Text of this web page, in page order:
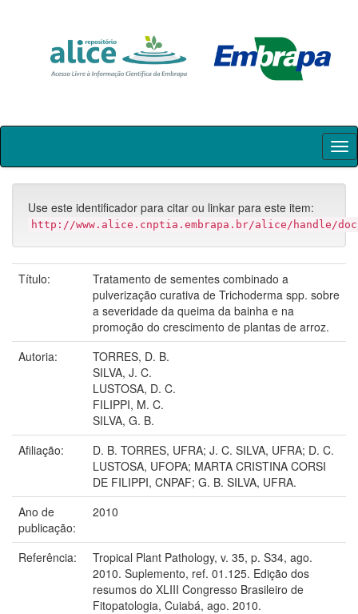
Skip
Use este identificador para citar ou linkar para este item:
http://www.alice.cnptia.embrapa.br/alice/handle/
Título:
Tratamento de sementes combinado a
pulverização curativa de Trichoderma spp. sobre
a severidade da queima da bainha e na
promoção do crescimento de plantas de arroz.
Autoria:
TORRES, D. B.
SILVA, J. C.
LUSTOSA, D. C.
FILIPPI, M. C.
SILVA, G. B.
Afiliação:
D. B. TORRES, UFRA; J. C. SILVA, UFRA; D. C.
LUSTOSA, UFOPA; MARTA CRISTINA CORSI
DE FILIPPI, CNPAF; G. B. SILVA, UFRA.
Ano de
publicação:
2010
Referência:
Tropical Plant Pathology, v. 35, p. S34, ago.
2010. Suplemento, ref. 01.125. Edição dos
resumos do XLIII Congresso Brasileiro de
Fitopatologia, Cuiabá, ago. 2010.